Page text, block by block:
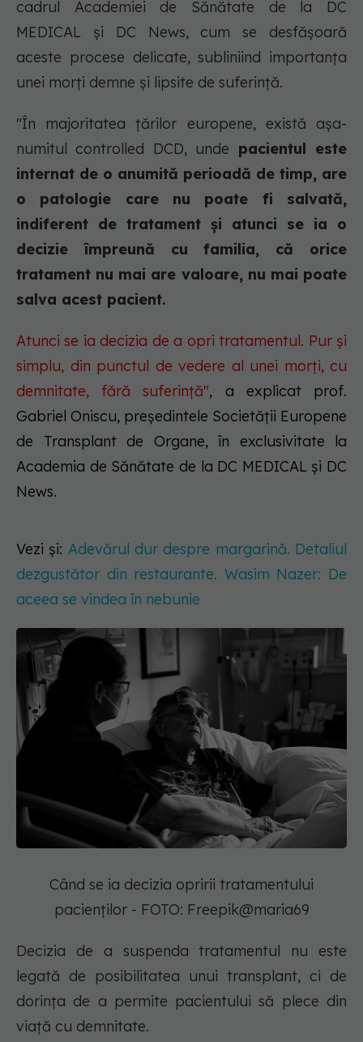
cadrul Academiei de Sănătate de la DC
MEDICAL și DC News, cum se desfășoară
aceste procese delicate, subliniind importanța
unei morți demne și lipsite de suferință.
"În majoritatea țărilor europene, există așa-
numitul controlled DCD, unde pacientul este
internat de o anumită perioadă de timp, are
o patologie care nu poate fi salvată,
indiferent de tratament și atunci se ia o
decizie împreună cu familia, că orice
tratament nu mai are valoare, nu mai poate
salva acest pacient.
Atunci se ia decizia de a opri tratamentul. Pur și
simplu, din punctul de vedere al unei morți, cu
demnitate, fără suferință", a explicat prof.
Gabriel Oniscu, președintele Societății Europene
de Transplant de Organe, în exclusivitate la
Academia de Sănătate de la DC MEDICAL și DC
News.
Vezi și: Adevărul dur despre margarină. Detaliul
dezgustător din restaurante. Wasim Nazer: De
aceea se vindea în nebunie
Când se ia decizia opririi tratamentului
pacienților - FOTO: Freepik@maria69
Decizia de a suspenda tratamentul nu este
legată de posibilitatea unui transplant, ci de
dorința de a permite pacientului să plece din
viață cu demnitate.